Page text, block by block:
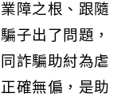
障之根、跟隨
子出了問題，
詐騙助紂為虐
確無偏，是助